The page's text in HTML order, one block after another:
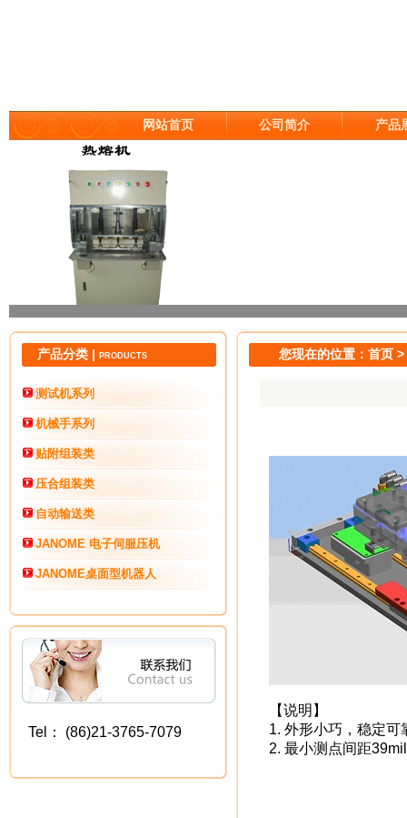
网站首页 公司简介 产品
产品分类 | PRODUCTS
测试机系列
机械手系列
贴附组装类
压合组装类
自动输送类
JANOME 电子伺服压机
JANOME桌面型机器人
Tel ： (86)21-3765-7079
您现在的位置：首页
【说明】
1. 外形小巧，稳定
2. 最小测点间距